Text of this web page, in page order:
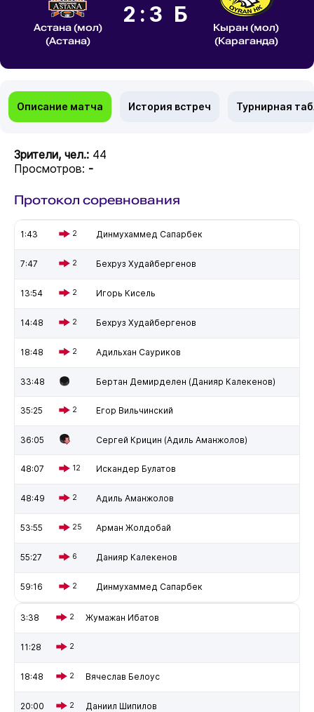
Астана (мол)
(Астана)
2:3 Б
Кыран (мол)
(Караганда)
Описание матча История встреч Турнирная
Зрители, чел.: 44
Просмотров: -
Протокол соревнования
1:43 2 Динмухаммед Сапарбек
7:47 2 Бехруз Худайбергенов
13:54 2 Игорь Кисель
14:48 2 Бехруз Худайбергенов
18:48 2 Адильхан Сауриков
33:48 Бертан Демирделен (Данияр Калекенов)
35:25 2 Егор Вильчинский
36:05 Сергей Крицин (Адиль Аманжолов)
48:07 12 Искандер Булатов
48:49 2 Адиль Аманжолов
53:55 25 Арман Жолдобай
55:27 6 Данияр Калекенов
59:16 2 Динмухаммед Сапарбек
3:38 2 Жумажан Ибатов
11:28 2
18:48 2 Вячеслав Белоус
20:00 2 Даниил Шипилов